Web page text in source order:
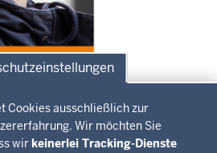
Cookies ausschließlich zur
Wir möchten Sie
wirkeinerlei Tracking-Dienste
©